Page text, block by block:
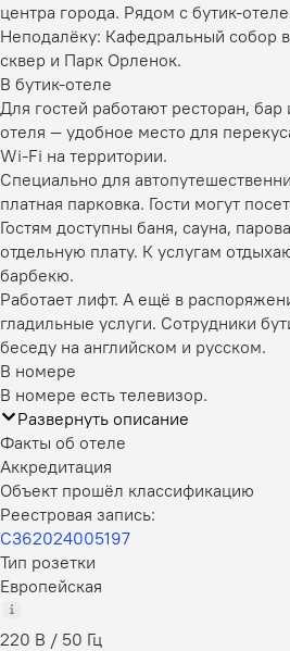
центра города. Рядом с бутик-
Неподалёку: Кафедральный собор
сквер и Парк Орленок.
В бутик-отеле
Для гостей работают ресторан,
отеля — удобное место для
Wi-Fi на территории.
Специально для
платная парковка. Гости могут
Гостям доступны баня, сауна,
отдельную плату. К услугам
барбекю.
Работает лифт. А ещё в
гладильные услуги. Сотрудники
беседу на английском и русском.
В номере
В номере есть телевизор.
Развернуть описание
Факты об отеле
Аккредитация
Объект прошёл классификацию
Реестровая запись:
С362024005197
Тип розетки
Европейская
220 В / 50 Гц